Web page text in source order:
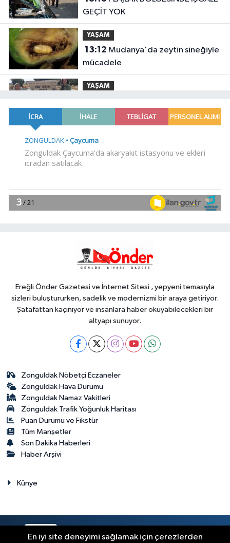
GEÇİT YOK
YAŞAM
13:12
mücadele
YAŞAM
anlamlı hayrat çeşmesi
13:05'Kocaeli Müze' yeni web
12:56
dev operasyon! 151 şüpheli hakkında
Ereğli Önder Gazetesi ve İnternet Sitesi , yepyeni temasıyla
sizleri buluştururken, sadelik ve modernizmi bir araya getiriyor.
Şatafattan kaçınıyor ve insanlara haber okuyabilecekleri bir
altyapı sunuyor.
Zonguldak Nöbetçi Eczaneler
Zonguldak Hava Durumu
Zonguldak Namaz Vakitleri
Zonguldak Trafik Yoğunluk Haritası
Puan Durumu ve Fikstür
Tüm Manşetler
Son Dakika Haberleri
Haber Arşivi
Künye
En iyi site deneyimi sağlamak için çerezlerden